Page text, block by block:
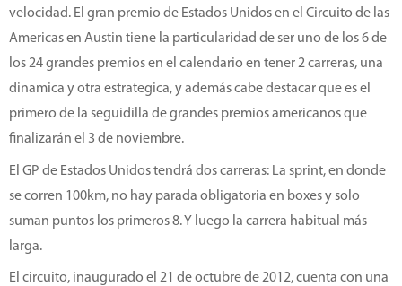
velocidad. El gran premio de Estados Unidos en el Circuito de las
Americas en Austin tiene la particularidad de ser uno de los 6 de
los 24 grandes premios en el calendario en tener 2 carreras, una
dinamica y otra estrategica, y además cabe destacar que es el
primero de la seguidilla de grandes premios americanos que
finalizarán el 3 de noviembre.
El GP de Estados Unidos tendrá dos carreras: La sprint, en donde
se corren 100km, no hay parada obligatoria en boxes y solo
suman puntos los primeros 8. Y luego la carrera habitual más
larga.
El circuito, inaugurado el 21 de octubre de 2012, cuenta con una